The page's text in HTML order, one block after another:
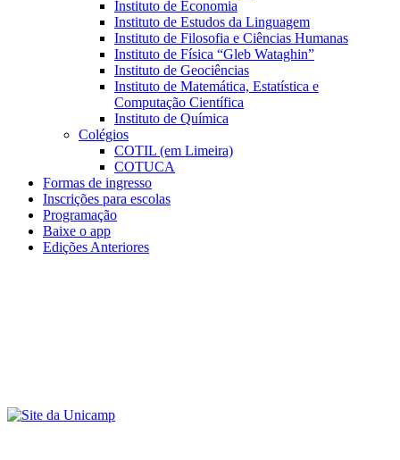
Instituto de Economia
Instituto de Estudos da Linguagem
Instituto de Filosofia e Ciências Humanas
Instituto de Física “Gleb Wataghin”
Instituto de Geociências
Instituto de Matemática, Estatística e
Computação Científica
Instituto de Química
Colégios
COTIL (em Limeira)
COTUCA
Formas de ingresso
Inscrições para escolas
Programação
Baixe o app
Edições Anteriores